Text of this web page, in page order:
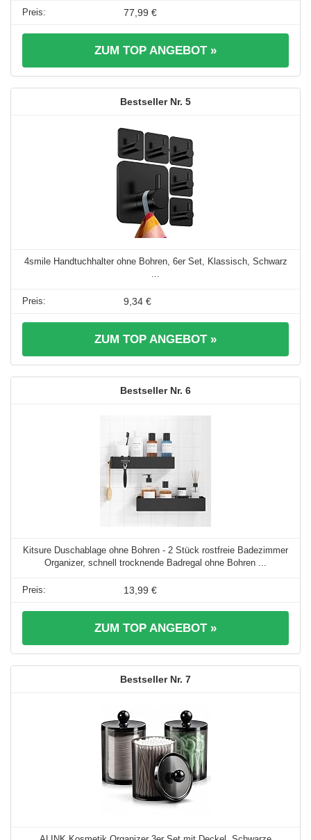
77,99 €
ZUM TOP ANGEBOT »
5
4smile Handtuchhalter ohne Bohren, 6er Set, Klassisch, Schwarz
...
9,34 €
ZUM TOP ANGEBOT »
6
Kitsure Duschablage ohne Bohren - 2 Stück rostfreie Badezimmer
Organizer, schnell trocknende Badregal ohne Bohren ...
13,99 €
ZUM TOP ANGEBOT »
7